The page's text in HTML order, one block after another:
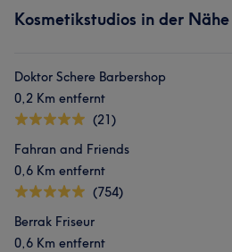
Kosmetikstudios in der Nähe
Doktor Schere Barbershop
0,2 Km entfernt
(21)
Fahran and Friends
0,6 Km entfernt
(754)
Berrak Friseur
0,6 Km entfernt